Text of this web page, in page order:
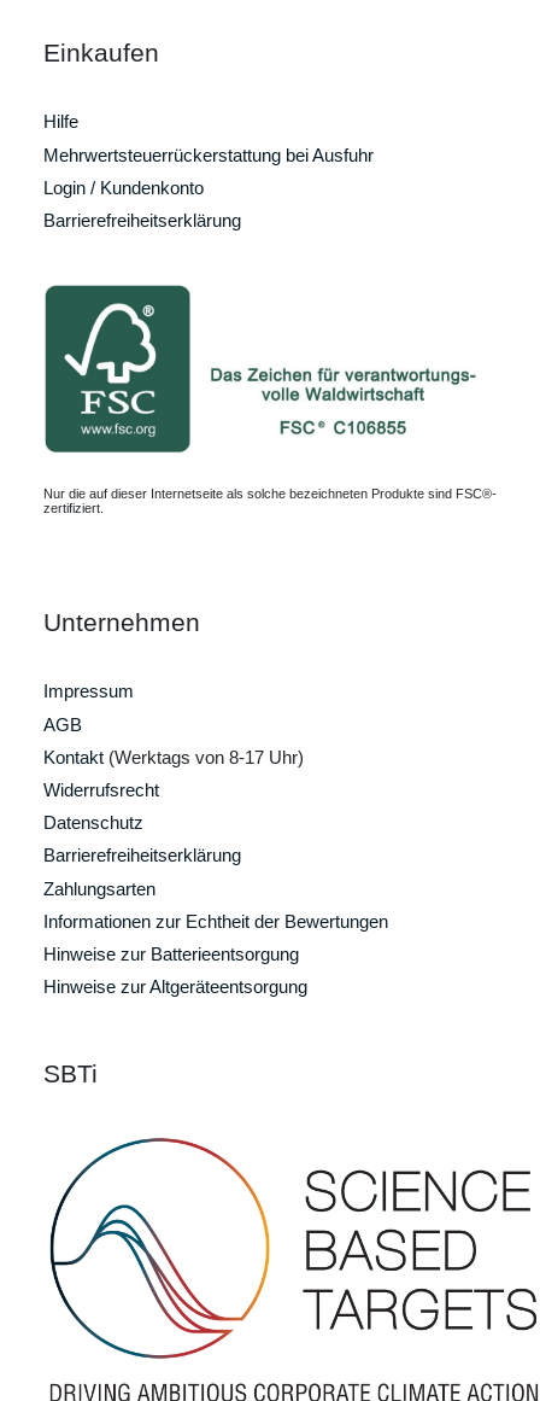
Einkaufen
Hilfe
Mehrwertsteuerrückerstattung bei Ausfuhr
Login / Kundenkonto
Barrierefreiheitserklärung
Nur die auf dieser Internetseite als solche bezeichneten Produkte sind FSC®-
zertifiziert.
Unternehmen
Impressum
AGB
Kontakt (Werktags von 8-17 Uhr)
Widerrufsrecht
Datenschutz
Barrierefreiheitserklärung
Zahlungsarten
Informationen zur Echtheit der Bewertungen
Hinweise zur Batterieentsorgung
Hinweise zur Altgeräteentsorgung
SBTi